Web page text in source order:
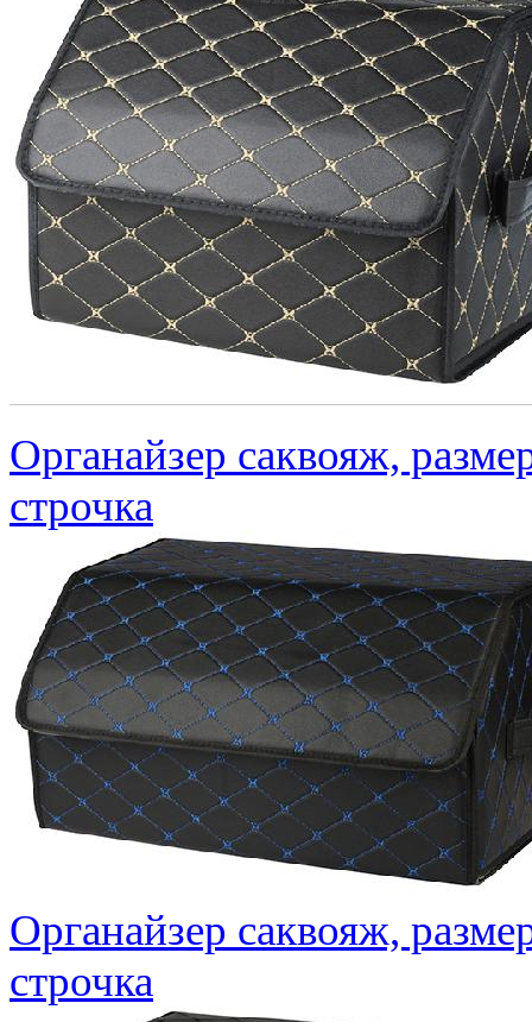
Органайзер саквояж,
строчка
Органайзер саквояж,
строчка